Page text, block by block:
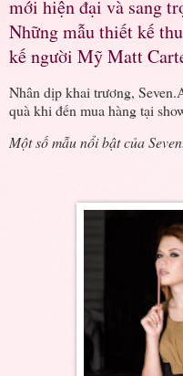
mới hiện đại và sang
Những mẫu thiết kế
kế người Mỹ Matt
Nhân dịp khai trương,
quà khi đến mua hàng tại
Một số mẫu nổi bật của